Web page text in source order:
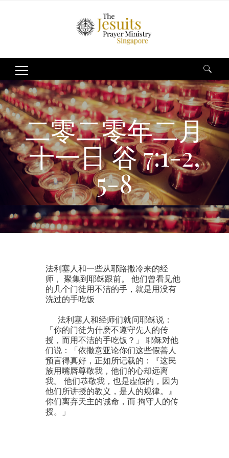
Search
for:
二零二零年二月
十一日 谷 7:1-2,
5-8
法利塞人和一些从耶路撒冷来的经
师， 聚集到耶稣跟前。 他们曾看见他
的几个门徒用不洁的手，就是用没有
洗过的手吃饭
法利塞人和经师们就问耶稣说：
「你的门徒为什麽不遵守先人的传
授，而用不洁的手吃饭？」 耶稣对他
们说：「依撒意亚论你们这些假善人
预言得真好，正如所记载的：『这民
族用嘴唇尊敬我，他们的心却远离
我。 他们恭敬我，也是虚假的，因为
他们所讲授的教义，是人的规律。』
你们离弃天主的诫命，而 拘守人的传
授。」